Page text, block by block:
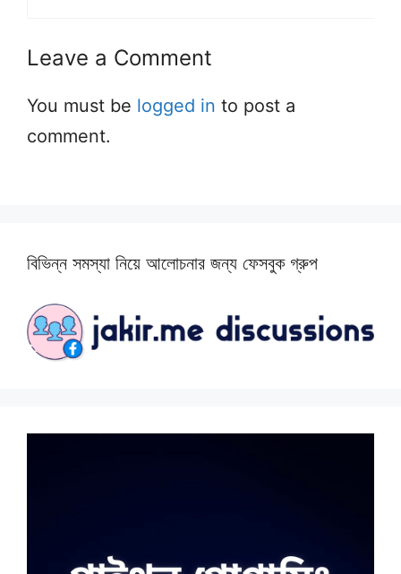
Leave a Comment
You must be logged in to post a
comment.
বিভিন্ন সমস্যা নিয়ে আলোচনার জন্য ফেসবুক গ্রুপ